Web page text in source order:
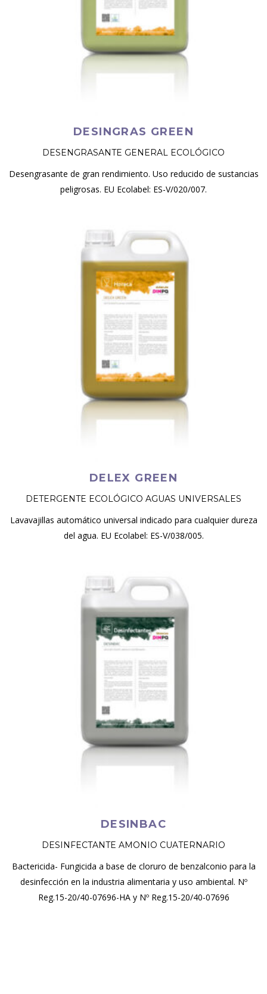
DESINGRAS GREEN
DESENGRASANTE GENERAL ECOLÓGICO
Desengrasante de gran rendimiento. Uso reducido de sustancias
peligrosas. EU Ecolabel: ES-V/020/007.
DELEX GREEN
DETERGENTE ECOLÓGICO AGUAS UNIVERSALES
Lavavajillas automático universal indicado para cualquier dureza
del agua. EU Ecolabel: ES-V/038/005.
DESINBAC
DESINFECTANTE AMONIO CUATERNARIO
Bactericida- Fungicida a base de cloruro de benzalconio para la
desinfección en la industria alimentaria y uso ambiental. Nº
Reg.15-20/40-07696-HA y Nº Reg.15-20/40-07696